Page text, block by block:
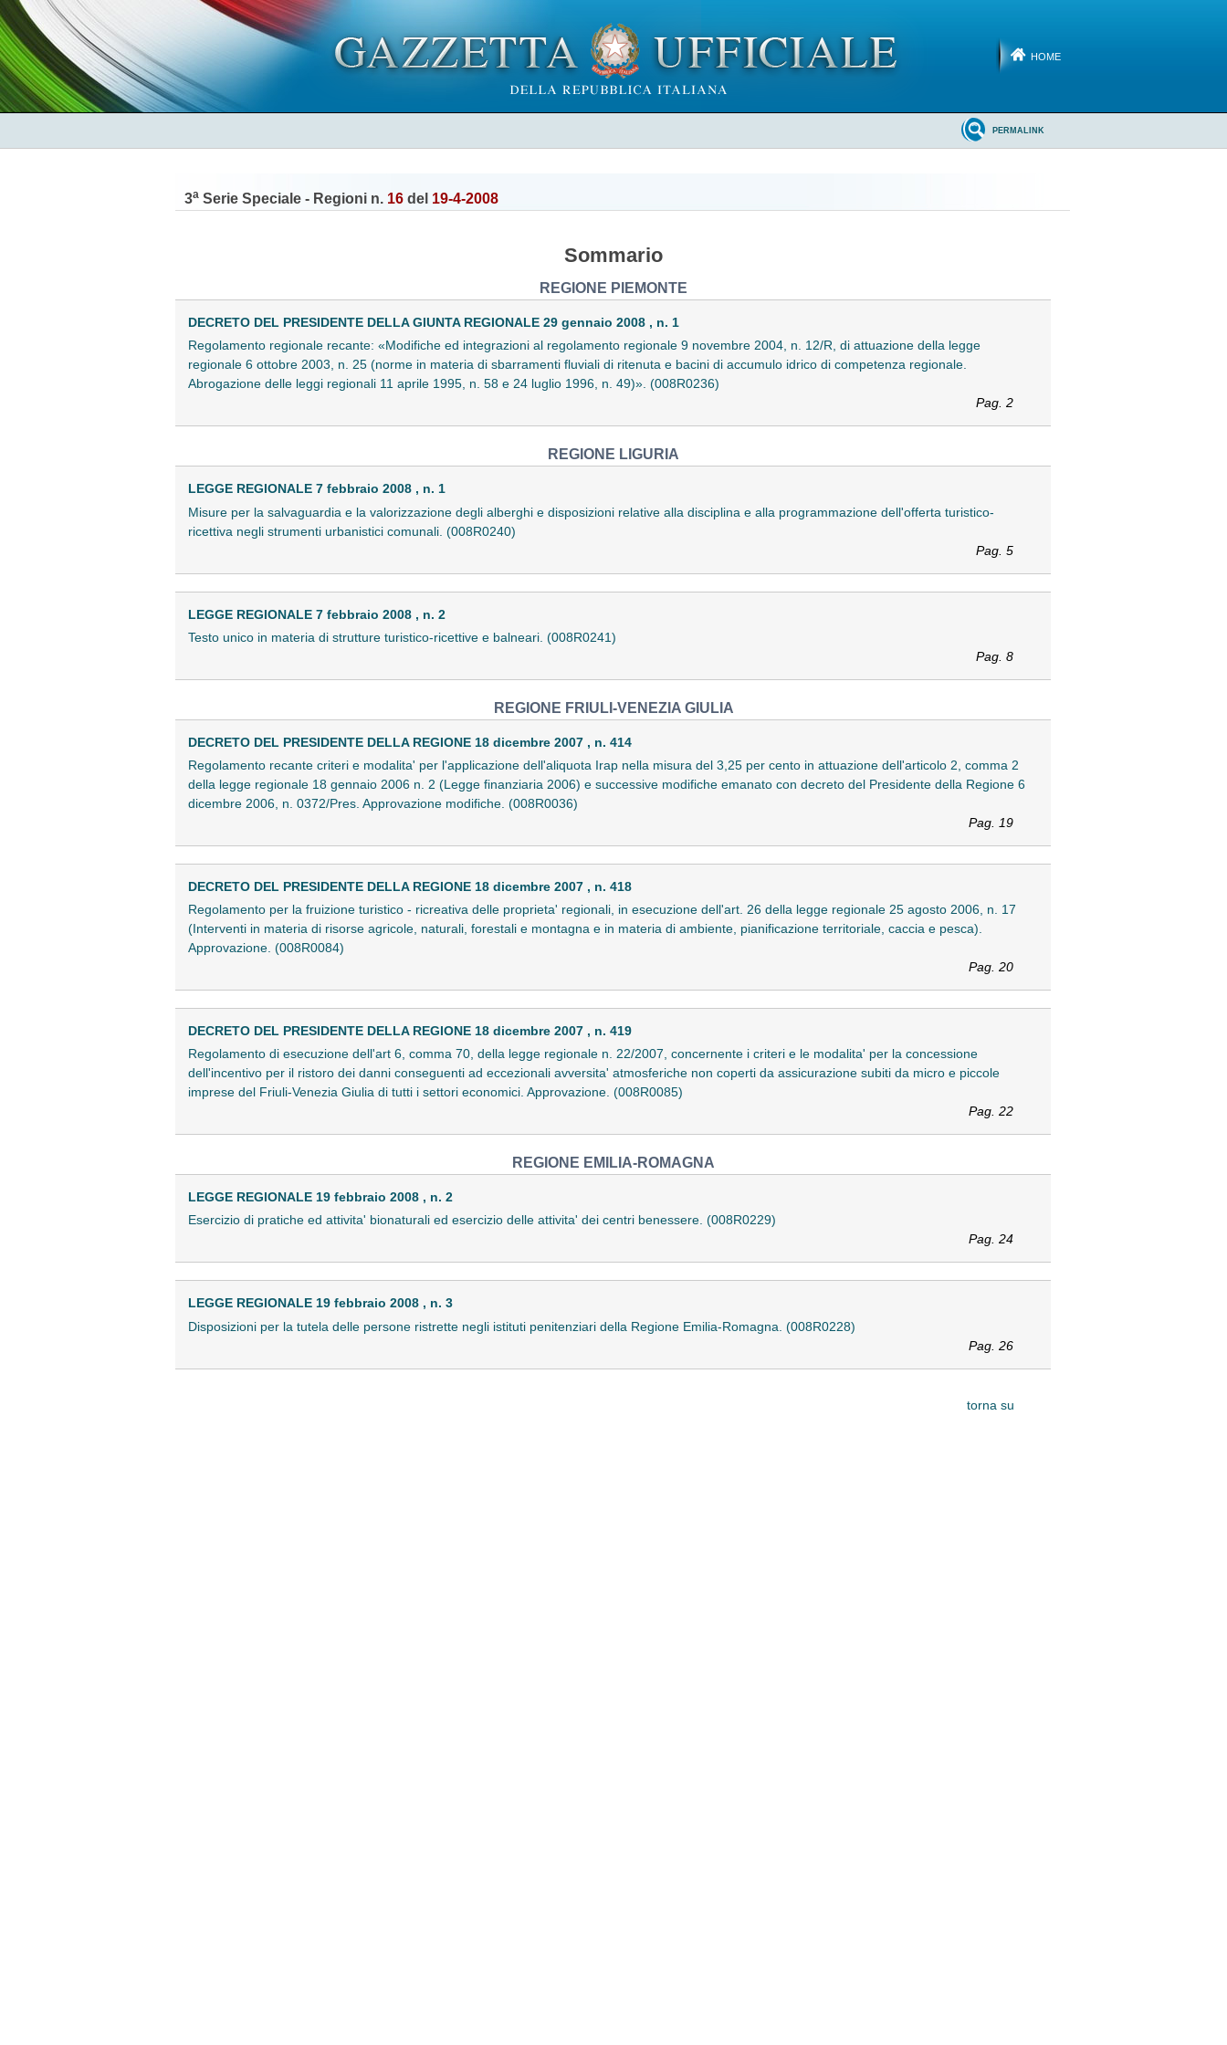
HOME
PERMALINK
3a Serie Speciale - Regioni n. 16 del 19-4-2008
Sommario
REGIONE PIEMONTE
DECRETO DEL PRESIDENTE DELLA GIUNTA REGIONALE 29 gennaio 2008 , n. 1
Regolamento regionale recante: «Modifiche ed integrazioni al regolamento regionale 9 novembre 2004, n. 12/R, di attuazione della legge
regionale 6 ottobre 2003, n. 25 (norme in materia di sbarramenti fluviali di ritenuta e bacini di accumulo idrico di competenza regionale.
Abrogazione delle leggi regionali 11 aprile 1995, n. 58 e 24 luglio 1996, n. 49)». (008R0236)
Pag. 2
REGIONE LIGURIA
LEGGE REGIONALE 7 febbraio 2008 , n. 1
Misure per la salvaguardia e la valorizzazione degli alberghi e disposizioni relative alla disciplina e alla programmazione dell'offerta turistico-
ricettiva negli strumenti urbanistici comunali. (008R0240)
Pag. 5
LEGGE REGIONALE 7 febbraio 2008 , n. 2
Testo unico in materia di strutture turistico-ricettive e balneari. (008R0241)
Pag. 8
REGIONE FRIULI-VENEZIA GIULIA
DECRETO DEL PRESIDENTE DELLA REGIONE 18 dicembre 2007 , n. 414
Regolamento recante criteri e modalita' per l'applicazione dell'aliquota Irap nella misura del 3,25 per cento in attuazione dell'articolo 2, comma 2
della legge regionale 18 gennaio 2006 n. 2 (Legge finanziaria 2006) e successive modifiche emanato con decreto del Presidente della Regione 6
dicembre 2006, n. 0372/Pres. Approvazione modifiche. (008R0036)
Pag. 19
DECRETO DEL PRESIDENTE DELLA REGIONE 18 dicembre 2007 , n. 418
Regolamento per la fruizione turistico - ricreativa delle proprieta' regionali, in esecuzione dell'art. 26 della legge regionale 25 agosto 2006, n. 17
(Interventi in materia di risorse agricole, naturali, forestali e montagna e in materia di ambiente, pianificazione territoriale, caccia e pesca).
Approvazione. (008R0084)
Pag. 20
DECRETO DEL PRESIDENTE DELLA REGIONE 18 dicembre 2007 , n. 419
Regolamento di esecuzione dell'art 6, comma 70, della legge regionale n. 22/2007, concernente i criteri e le modalita' per la concessione
dell'incentivo per il ristoro dei danni conseguenti ad eccezionali avversita' atmosferiche non coperti da assicurazione subiti da micro e piccole
imprese del Friuli-Venezia Giulia di tutti i settori economici. Approvazione. (008R0085)
Pag. 22
REGIONE EMILIA-ROMAGNA
LEGGE REGIONALE 19 febbraio 2008 , n. 2
Esercizio di pratiche ed attivita' bionaturali ed esercizio delle attivita' dei centri benessere. (008R0229)
Pag. 24
LEGGE REGIONALE 19 febbraio 2008 , n. 3
Disposizioni per la tutela delle persone ristrette negli istituti penitenziari della Regione Emilia-Romagna. (008R0228)
Pag. 26
torna su